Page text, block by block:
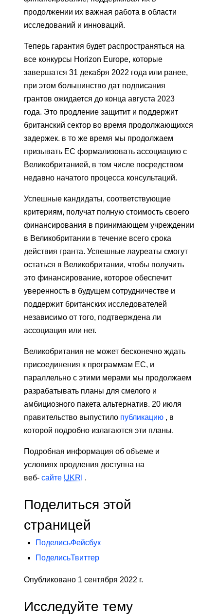
продолжении их важная работа в области
исследований и инноваций.
Теперь гарантия будет распространяться на
все конкурсы Horizon Europe, которые
завершатся 31 декабря 2022 года или ранее,
при этом большинство дат подписания
грантов ожидается до конца августа 2023
года. Это продление защитит и поддержит
британский сектор во время продолжающихся
задержек. в то же время мы продолжаем
призывать ЕС формализовать ассоциацию с
Великобританией, в том числе посредством
недавно начатого процесса консультаций.
Успешные кандидаты, соответствующие
критериям, получат полную стоимость своего
финансирования в принимающем учреждении
в Великобритании в течение всего срока
действия гранта. Успешные лауреаты смогут
остаться в Великобритании, чтобы получить
это финансирование, которое обеспечит
уверенность в будущем сотрудничестве и
поддержит британских исследователей
независимо от того, подтверждена ли
ассоциация или нет.
Великобритания не может бесконечно ждать
присоединения к программам ЕС, и
параллельно с этими мерами мы продолжаем
разрабатывать планы для смелого и
амбициозного пакета альтернатив. 20 июля
правительство выпустило публикацию , в
которой подробно излагаются эти планы.
Подробная информация об объеме и
условиях продления доступна на
веб- сайте UKRI .
Поделиться этой
страницей
ПоделисьФейсбук
ПоделисьТвиттер
Опубликовано 1 сентября 2022 г.
Исследуйте тему